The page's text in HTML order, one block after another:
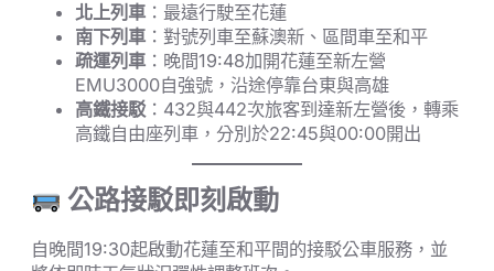
北上列車 ：最遠行駛至花蓮
南下列車 ：對號列車至蘇澳新、區間車至和平
疏運列車 ：晚間19:48加開花蓮至新左營
EMU3000自強號，沿途停靠台東與高雄
高鐵接駁 ：432與442次旅客到達新左營後，轉乘
高鐵自由座列車，分別於22:45與00:00開出
公路接駁即刻啟動
自晚間19:30起啟動花蓮至和平間的接駁公車服務，並